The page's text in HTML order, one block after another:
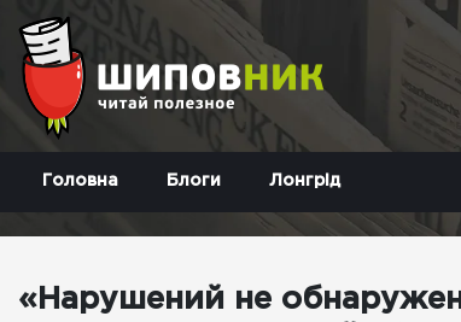
Головна Блоги Лонгрід
«Нарушений не